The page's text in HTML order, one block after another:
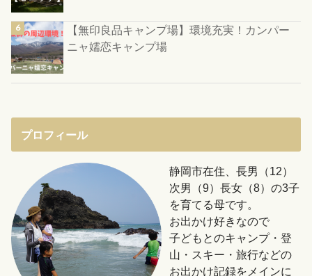
【無印良品キャンプ場】環境充実！カンパー
ニャ嬬恋キャンプ場
プロフィール
静岡市在住、長男（12）
次男（9）長女（8）の3子
を育てる母です。
お出かけ好きなので
子どもとのキャンプ・登
山・スキー・旅行などの
お出かけ記録をメインに